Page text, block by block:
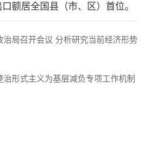
额居全国县（市、区）首位。
治局召开会议 分析研究当前经济形势
治形式主义为基层减负专项工作机制